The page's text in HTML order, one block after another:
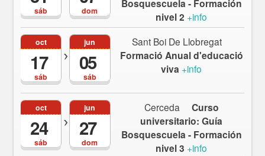
sáb dom
Bosquescuela - Formación
nivel 2 +info
sáb
oct
17
sáb
jun
05
Sant Boi De Llobregat
Formació Anual d'educació
viva +info
sáb
oct
24
dom
jun
27
Cerceda
Curso
universitario: Guía
Bosquescuela - Formación
nivel 3 +info